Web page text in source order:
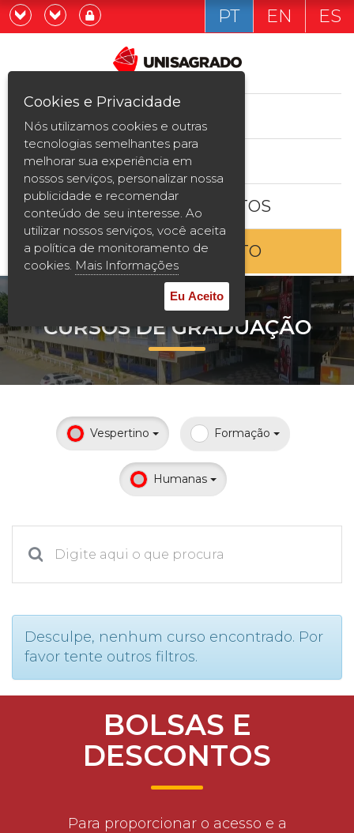
Graduação
Pós-graduação e MBA
Curta Duração
Vestibular
2ª Graduação
Transferência
Reingresso
Prouni
Desconto de pontualidade
UATI
Já sou estudande
Quero ser estudante
PT EN ES
ESTUDE AQUI
BOLSAS E DESCONTOS
ENTRE EM CONTATO
CURSOS DE GRADUAÇÃO
Vespertino Formação
Humanas
Desculpe, nenhum curso encontrado. Por
favor tente outros filtros.
BOLSAS E
DESCONTOS
Para proporcionar o acesso e a
Cookies e Privacidade
Nós utilizamos cookies e outras
tecnologias semelhantes para
melhorar sua experiência em
nossos serviços, personalizar nossa
publicidade e recomendar
conteúdo de seu interesse. Ao
utilizar nossos serviços, você aceita
a política de monitoramento de
cookies. Mais Informações
Eu Aceito